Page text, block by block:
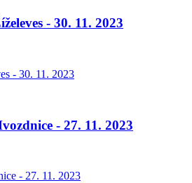
- 30. 11. 2023
- 30. 11. 2023
- 27. 11. 2023
- 27. 11. 2023